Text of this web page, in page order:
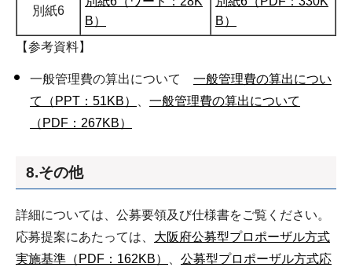
別紙6
B）
B）
【参考資料】
一般管理費の算出について 一般管理費の算出につい
て（PPT：51KB）
一般管理費の算出について
（PDF：267KB）
8.その他
詳細については、公募要領及び仕様書をご覧ください。
応募提案にあたっては、 大阪府公募型プロポーザル方式
実施基準（PDF：162KB）
公募型プロポーザル方式応